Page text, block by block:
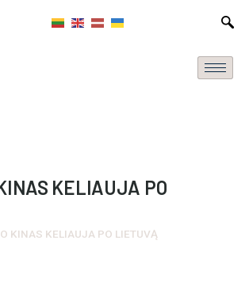
KELIAUJA PO
KINAS KELIAUJA PO LIETUVĄ